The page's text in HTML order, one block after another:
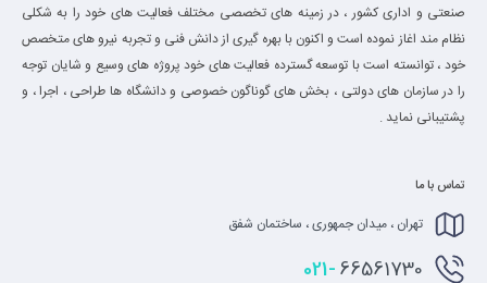
صنعتی و اداری کشور ، در زمینه های تخصصی مختلف فعالیت های خود را به شکلی
نظام مند اغاز نموده است و اکنون با بهره گیری از دانش فنی و تجربه نیرو های متخصص
خود ، توانسته است با توسعه گسترده فعالیت های خود پروژه های وسیع و شایان توجه
را در سازمان های دولتی ، بخش های گوناگون خصوصی و دانشگاه ها طراحی ، اجرا ، و
پشتیبانی نماید .
تماس با ما
تهران ، میدان جمهوری ، ساختمان شفق
021-66561730